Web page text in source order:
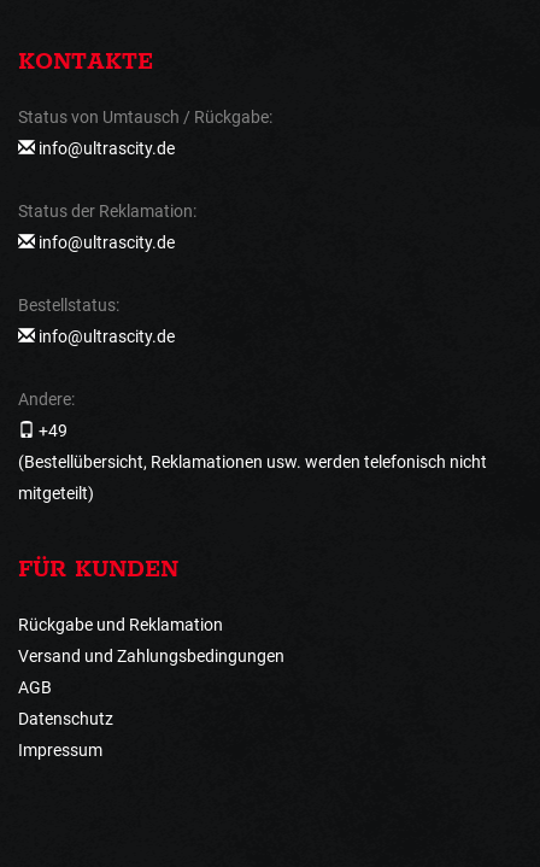
KONTAKTE
Status von Umtausch / Rückgabe:
info@ultrascity.de
Status der Reklamation:
info@ultrascity.de
Bestellstatus:
info@ultrascity.de
Andere:
+49
(Bestellübersicht, Reklamationen usw. werden telefonisch nicht
mitgeteilt)
FÜR KUNDEN
Rückgabe und Reklamation
Versand und Zahlungsbedingungen
AGB
Datenschutz
Impressum